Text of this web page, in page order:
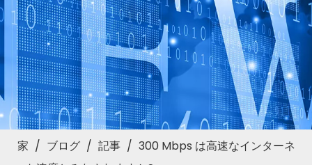
家 / ブログ / 記事 / 300 Mbps は高速なインターネ